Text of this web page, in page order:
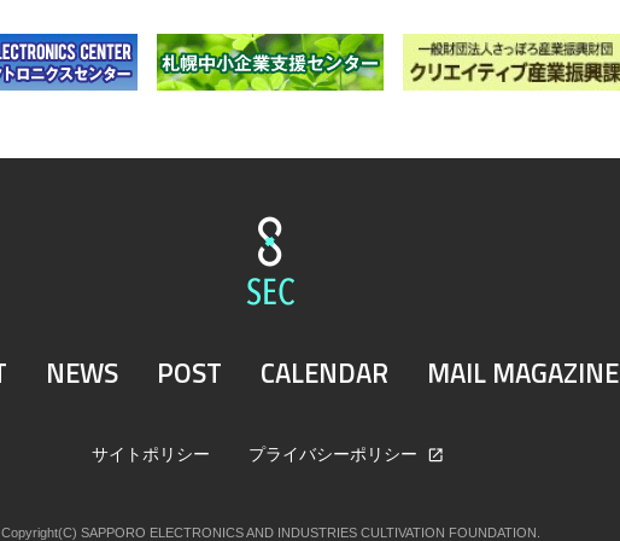
NEWS POST CALENDAR MAIL MAGAZINE
サイトポリシー プライバシーポリシー
Copyright(C) SAPPORO ELECTRONICS AND INDUSTRIES CULTIVATION FOUNDATION.